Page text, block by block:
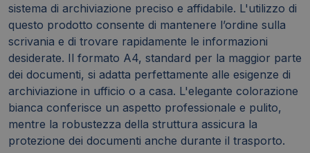
sistema di archiviazione preciso e affidabile. L'utilizzo di
questo prodotto consente di mantenere l’ordine sulla
scrivania e di trovare rapidamente le informazioni
desiderate. Il formato A4, standard per la maggior parte
dei documenti, si adatta perfettamente alle esigenze di
archiviazione in ufficio o a casa. L'elegante colorazione
bianca conferisce un aspetto professionale e pulito,
mentre la robustezza della struttura assicura la
protezione dei documenti anche durante il trasporto.